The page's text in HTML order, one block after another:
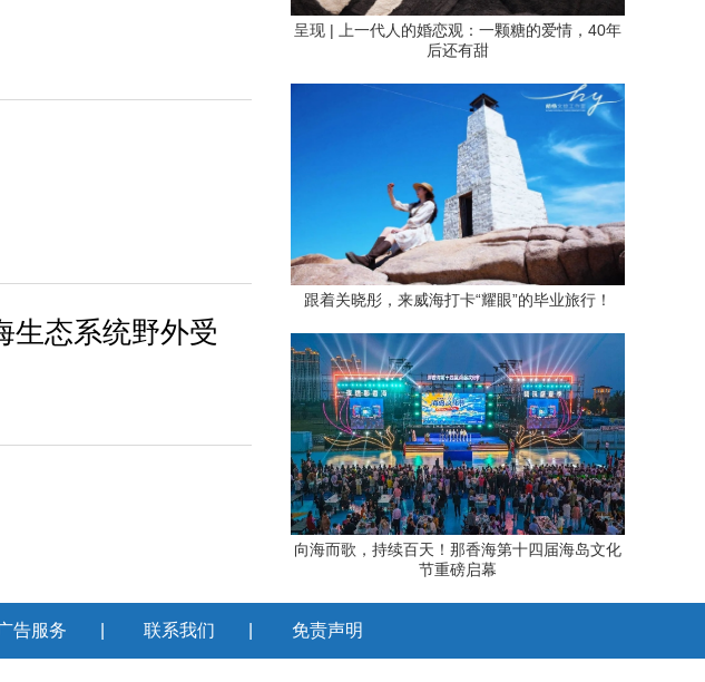
生态系统野外受
呈现 | 上一代人的婚恋观：一颗糖的爱情，40年
后还有甜
跟着关晓彤，来威海打卡“耀眼”的毕业旅行！
向海而歌，持续百天！那香海第十四届海岛文化
节重磅启幕
告服务 联系我们 免责声明